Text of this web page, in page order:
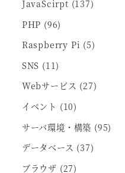
JavaScirpt (137)
PHP (96)
Raspberry Pi (5)
SNS (11)
Webサービス (27)
イベント (10)
サーバ環境・構築 (95)
データベース (37)
ブラウザ (27)